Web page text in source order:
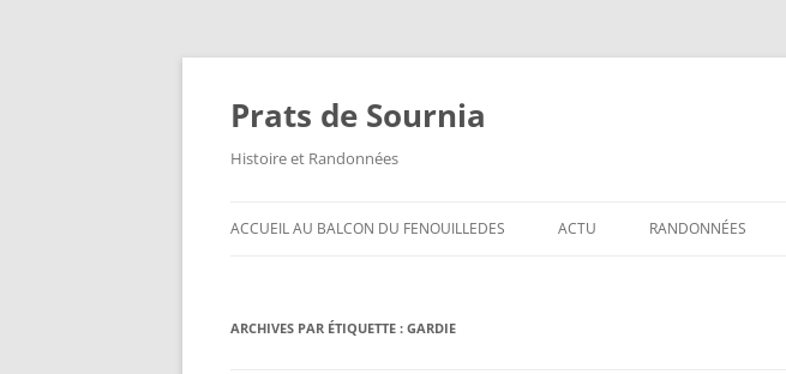
Aller
Prats de Sournia
Histoire et Randonnées
ACCUEIL AU BALCON DU FENOUILLEDES ACTU RANDONNÉES
ARCHIVES PAR ÉTIQUETTE : GARDIE